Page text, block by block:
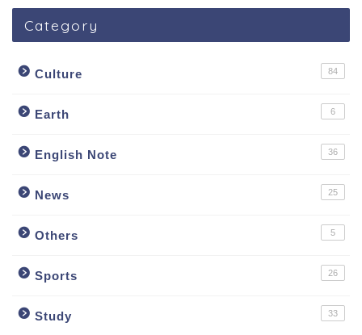
Category
Culture 84
Earth 6
English Note 36
News 25
Others 5
Sports 26
Study 33